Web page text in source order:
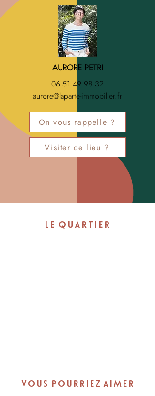
LE QUARTIER
VOUS POURRIEZ AIMER
AURORE PETRI
06 51 49 98 32
aurore@laparte-immobilier.fr
On vous rappelle ?
Visiter ce lieu ?